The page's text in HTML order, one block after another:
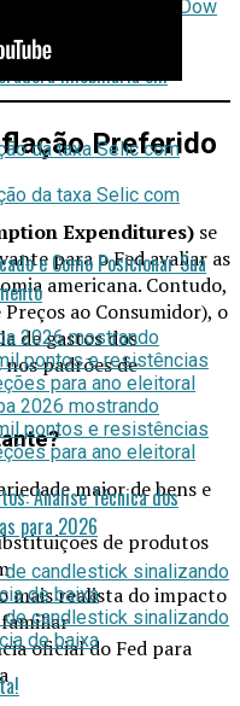
Preferido
Expenditures) se
para o Fed avaliar as
americana. Contudo,
ao Consumidor), o
de gastos dos
padrões de
maior de bens e
de produtos
mais realista do impacto
oficial do Fed para
Imobiliária em
e Como Posicionar Sua
Análise Técnica dos
para 2026